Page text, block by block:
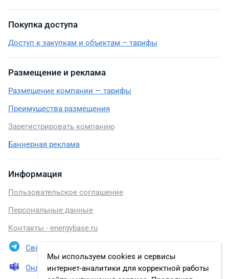
Мы используем cookies и сервисы
интернет-аналитики для корректной работы
Покупка доступа
Доступ к закупкам и объектам – тарифы
Размещение и реклама
Размещение компании — тарифы
Преимущества размещения
Зарегистрировать компанию
Баннерная реклама
Информация
Пользовательское соглашение
Персональные данные
Контакты - energybase.ru
Связаться в Telegram
Онлайн презентация